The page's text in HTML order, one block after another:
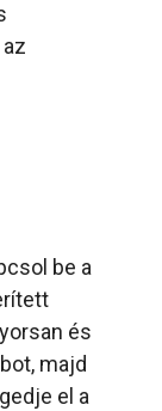
be a
és
majd
el a